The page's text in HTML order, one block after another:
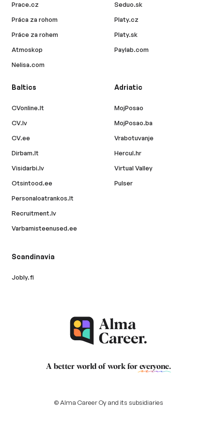
Prace.cz
Práca za rohom
Práce za rohem
Atmoskop
Nelisa.com
Seduo.sk
Platy.cz
Platy.sk
Paylab.com
Baltics
CVonline.lt
CV.lv
CV.ee
Dirbam.lt
Visidarbi.lv
Otsintood.ee
Personaloatrankos.lt
Recruitment.lv
Varbamisteenused.ee
Adriatic
MojPosao
MojPosao.ba
Vrabotuvanje
Hercul.hr
Virtual Valley
Pulser
Scandinavia
Jobly.fi
A better world of work for everyone.
© Alma Career Oy and its subsidiaries